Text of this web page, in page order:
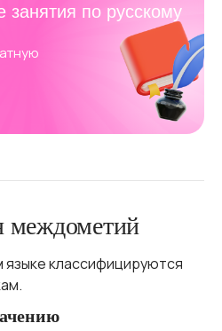
по русскому
междометий
классифицируются